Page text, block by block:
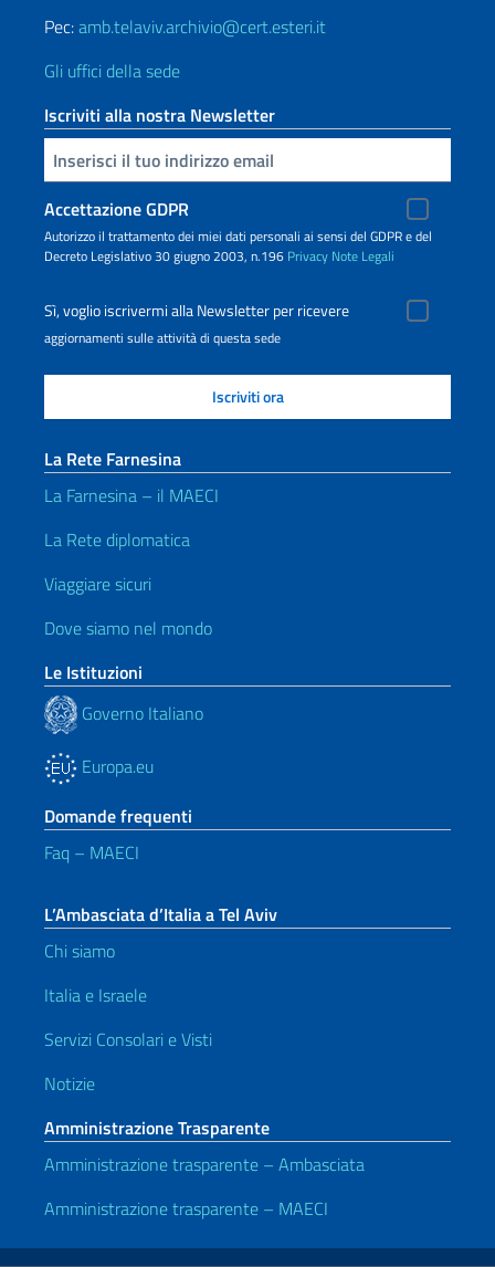
Pec:amb.telaviv.archivio@cert.esteri.it
Gli uffici della sede
Iscriviti alla nostra Newsletter
Inserisci la tua email
Accettazione GDPR
Autorizzo il trattamento dei miei dati personali ai sensi del GDPR e del
Decreto Legislativo 30 giugno 2003, n.196 Privacy Note Legali
Sì, voglio iscrivermi alla Newsletter per ricevere
aggiornamenti sulle attività di questa sede
La Rete Farnesina
La Farnesina – il MAECI
La Rete diplomatica
Viaggiare sicuri
Dove siamo nel mondo
Le Istituzioni
Governo Italiano
Europa.eu
Domande frequenti
Faq – MAECI
L’Ambasciata d’Italia a Tel Aviv
Chi siamo
Italia e Israele
Servizi Consolari e Visti
Notizie
Amministrazione Trasparente
Amministrazione trasparente – Ambasciata
Amministrazione trasparente – MAECI